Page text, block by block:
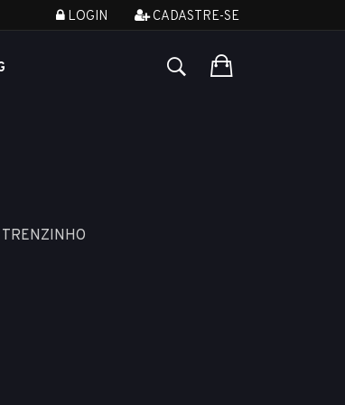
LOGIN CADASTRE-SE